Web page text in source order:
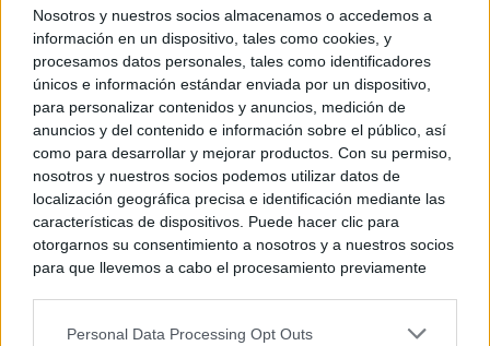
Nosotros y nuestros socios almacenamos o accedemos a
información en un dispositivo, tales como cookies, y
procesamos datos personales, tales como identificadores
únicos e información estándar enviada por un dispositivo,
para personalizar contenidos y anuncios, medición de
anuncios y del contenido e información sobre el público, así
como para desarrollar y mejorar productos. Con su permiso,
nosotros y nuestros socios podemos utilizar datos de
localización geográfica precisa e identificación mediante las
características de dispositivos. Puede hacer clic para
otorgarnos su consentimiento a nosotros y a nuestros socios
para que llevemos a cabo el procesamiento previamente
negar su consentimiento. Tenga en cuenta que algún
Personal Data Processing Opt Outs
euros el diseño
Puerta del Sol
© Kiosko.net Aviso Legal Privacidad y Cookies